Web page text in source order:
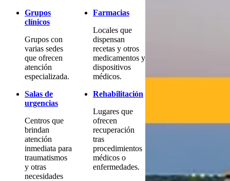
Grupos
clínicos
Grupos con
varias sedes
que ofrecen
atención
especializada.
Salas de
urgencias
Centros que
brindan
atención
inmediata para
traumatismos
y otras
necesidades
Farmacias
Locales que
dispensan
recetas y otros
medicamentos y
dispositivos
médicos.
Rehabilitación
Lugares que
ofrecen
recuperación
tras
procedimientos
médicos o
enfermedades.